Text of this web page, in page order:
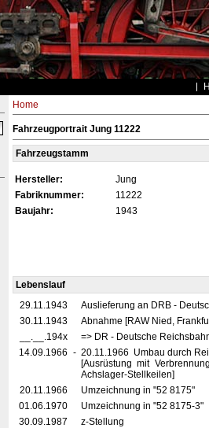
Home
Fahrzeugportrait Jung 11222
Fahrzeugstamm
Hersteller:
Jung
Fabriknummer:
11222
Baujahr:
1943
Lebenslauf
29.11.1943
Auslieferung an DRB -
30.11.1943
Abnahme [RAW Nied,
__.__.194x
=> DR - Deutsche
14.09.1966 - 20.11.1966 Umbau durch
[Ausrüstung mit
Achslager-Stellkeilen]
20.11.1966
Umzeichnung in "52 8175"
01.06.1970
Umzeichnung in "52 8175-3"
30.09.1987
z-Stellung